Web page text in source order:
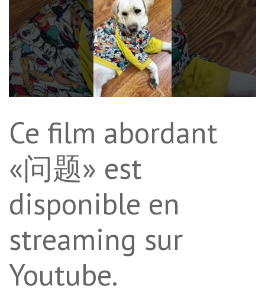
Ce film abordant
«问题» est
disponible en
streaming sur
Youtube.